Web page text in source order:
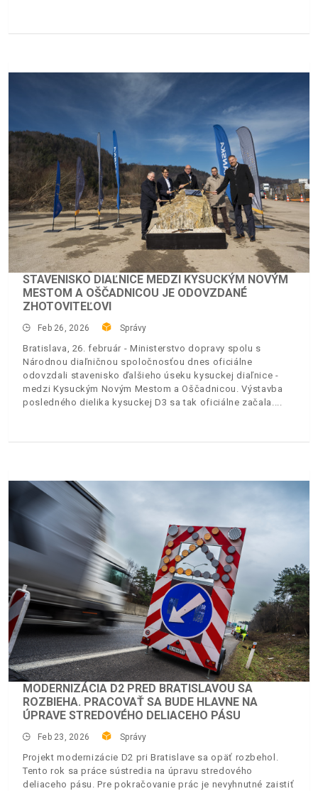
STAVENISKO DIAĽNICE MEDZI KYSUCKÝM NOVÝM
MESTOM A OŠČADNICOU JE ODOVZDANÉ
ZHOTOVITEĽOVI
Feb 26, 2026 Správy
Bratislava, 26. február - Ministerstvo dopravy spolu s
Národnou diaľničnou spoločnosťou dnes oficiálne
odovzdali stavenisko ďalšieho úseku kysuckej diaľnice -
medzi Kysuckým Novým Mestom a Oščadnicou. Výstavba
posledného dielika kysuckej D3 sa tak oficiálne začala.
MODERNIZÁCIA D2 PRED BRATISLAVOU SA
ROZBIEHA. PRACOVAŤ SA BUDE HLAVNE NA
ÚPRAVE STREDOVÉHO DELIACEHO PÁSU
Feb 23, 2026 Správy
Projekt modernizácie D2 pri Bratislave sa opäť rozbehol.
Tento rok sa práce sústredia na úpravu stredového
deliaceho pásu. Pre pokračovanie prác je nevyhnutné zaistiť